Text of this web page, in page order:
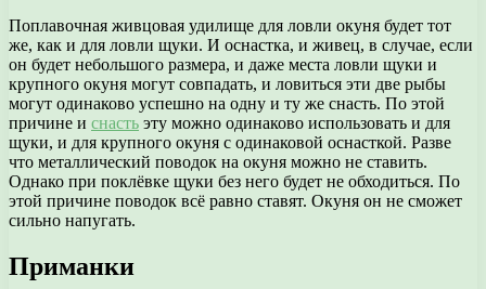
Поплавочная живцовая удилище для ловли окуня будет тот
же, как и для ловли щуки. И оснастка, и живец, в случае, если
он будет небольшого размера, и даже места ловли щуки и
крупного окуня могут совпадать, и ловиться эти две рыбы
могут одинаково успешно на одну и ту же снасть. По этой
причине и снасть эту можно одинаково использовать и для
щуки, и для крупного окуня с одинаковой оснасткой. Разве
что металлический поводок на окуня можно не ставить.
Однако при поклёвке щуки без него будет не обходиться. По
этой причине поводок всё равно ставят. Окуня он не сможет
сильно напугать.
Приманки